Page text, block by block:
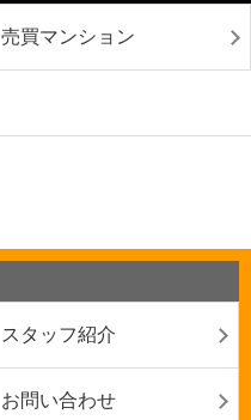
売買マンション
スタッフ紹介
お問い合わせ